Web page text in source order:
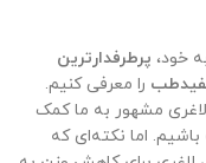
خود، پرطرفدارترین
را معرفی کنیم.
مشهور به ما کمک
اما نکته‌ای که